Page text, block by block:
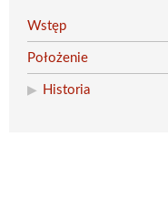
Wstęp
Położenie
Historia